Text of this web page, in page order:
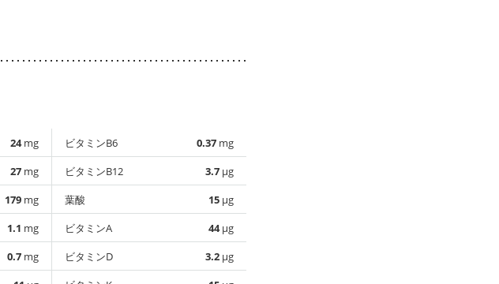
24mg
27 mg
179 mg
1.1 mg
0.7 mg
ビタミンB6 0.37 mg
ビタミンB12
3.7 µg
葉酸
15 µg
ビタミンA
44µg
ビタミンD
3.2 µg